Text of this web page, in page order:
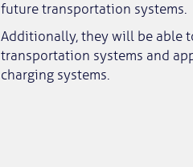
future transportation systems.
Additionally, they will be able
transportation systems and
charging systems.